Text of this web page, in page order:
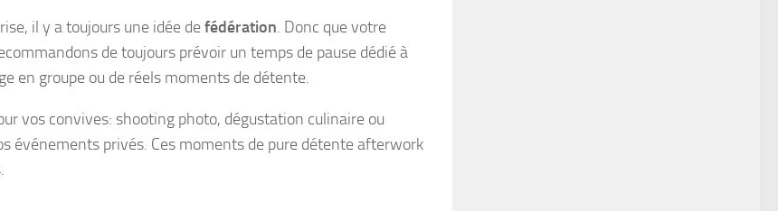
il y a toujours une idée defédération. Donc que votre
de toujours prévoir un temps de pause dédié à
en groupe ou de réels moments de détente.
vos convives: shooting photo, dégustation culinaire ou
événements privés. Ces moments de pure détente afterwork